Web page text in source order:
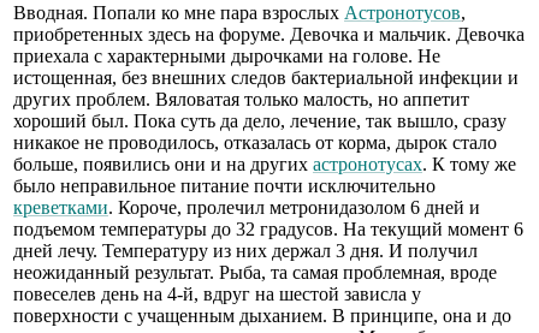
Вводная. Попали ко мне пара взрослых Астронотусов,
приобретенных здесь на форуме. Девочка и мальчик. Девочка
приехала с характерными дырочками на голове. Не
истощенная, без внешних следов бактериальной инфекции и
других проблем. Вяловатая только малость, но аппетит
хороший был. Пока суть да дело, лечение, так вышло, сразу
никакое не проводилось, отказалась от корма, дырок стало
больше, появились они и на других астронотусах. К тому же
было неправильное питание почти исключительно
креветками. Короче, пролечил метронидазолом 6 дней и
подъемом температуры до 32 градусов. На текущий момент 6
дней лечу. Температуру из них держал 3 дня. И получил
неожиданный результат. Рыба, та самая проблемная, вроде
повеселев день на 4-й, вдруг на шестой зависла у
поверхности с учащенным дыханием. В принципе, она и до